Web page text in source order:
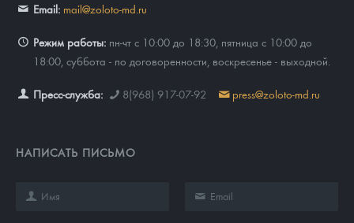
Email: mail@zoloto-md.ru
Режим работы: пн-чт с 10:00 до 18:30, пятница с 10:00 до
18:00, суббота - по договоренности, воскресенье - выходной.
Пресс-служба: 8(968) 917-07-92 press@zoloto-md.ru
НАПИСАТЬ ПИСЬМО